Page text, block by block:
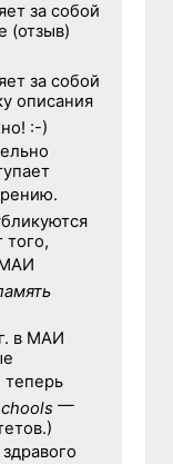
за собой
(отзыв)
за собой
описания
:-)
того,
в МАИ
теперь
—